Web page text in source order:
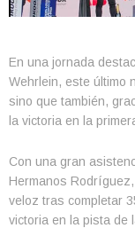
En una jornada
Wehrlein, este último
sino que también,
la victoria en la
Con una gran
Hermanos
veloz tras completar
victoria en la pista de